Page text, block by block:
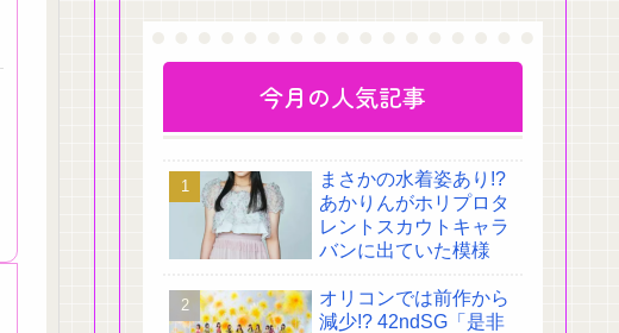
今月の人気記事
まさかの水着姿あり!?
あかりんがホリプロタ
レントスカウトキャラ
バンに出ていた模様
オリコンでは前作から
減少!? 42ndSG「是非